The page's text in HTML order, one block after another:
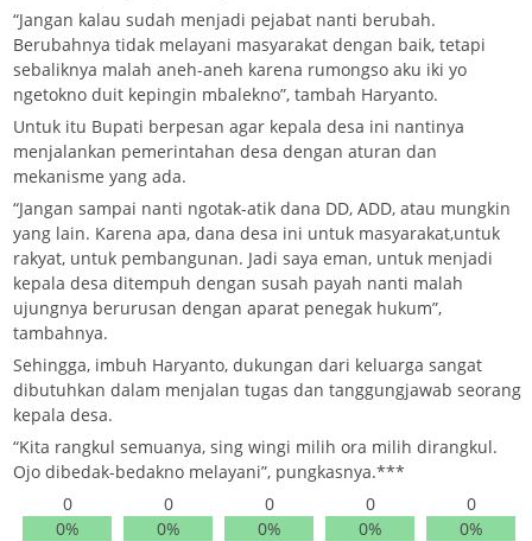
“Jangan kalau sudah menjadi pejabat nanti berubah.
Berubahnya tidak melayani masyarakat dengan baik, tetapi
sebaliknya malah aneh-aneh karena rumongso aku iki yo
ngetokno duit kepingin mbalekno”, tambah Haryanto.
Untuk itu Bupati berpesan agar kepala desa ini nantinya
menjalankan pemerintahan desa dengan aturan dan
mekanisme yang ada.
“Jangan sampai nanti ngotak-atik dana DD, ADD, atau mungkin
yang lain. Karena apa, dana desa ini untuk masyarakat,untuk
rakyat, untuk pembangunan. Jadi saya eman, untuk menjadi
kepala desa ditempuh dengan susah payah nanti malah
ujungnya berurusan dengan aparat penegak hukum”,
tambahnya.
Sehingga, imbuh Haryanto, dukungan dari keluarga sangat
dibutuhkan dalam menjalan tugas dan tanggungjawab seorang
kepala desa.
“Kita rangkul semuanya, sing wingi milih ora milih dirangkul.
Ojo dibedak-bedakno melayani”, pungkasnya.***
0
0%
0
0%
0
0%
0
0%
0
0%